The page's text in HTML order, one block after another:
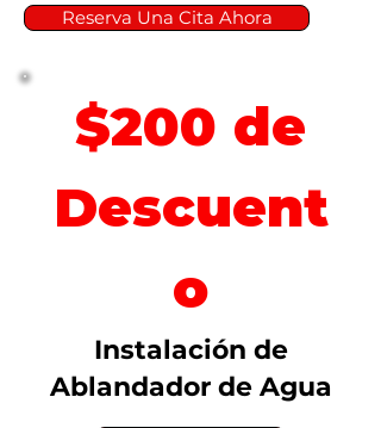
Reserva Una Cita Ahora
$200 de
Descuent
o
Instalación de
Ablandador de Agua